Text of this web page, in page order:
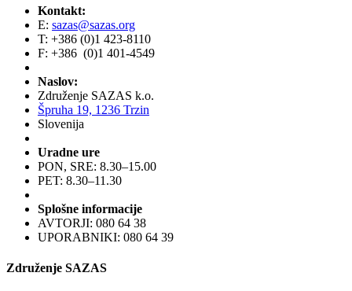
Kontakt:
E: sazas@sazas.org
T: +386 (0)1 423-8110
F: +386 (0)1 401-4549
Naslov:
Združenje SAZAS k.o.
Špruha 19, 1236 Trzin
Slovenija
Uradne ure
PON, SRE: 8.30–15.00
PET: 8.30–11.30
Splošne informacije
AVTORJI: 080 64 38
UPORABNIKI: 080 64 39
Združenje SAZAS